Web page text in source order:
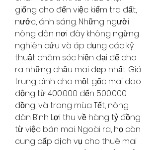
giống cho đến việc kiểm tra đất,
nước, ánh sáng. Những người
nông dân nơi đây không ngừng
nghiên cứu và áp dụng các kỹ
thuật chăm sóc hiện đại để cho
ra những chậu mai đẹp nhất. Giá
trung bình cho một gốc mai dao
động từ 400.000 đến 500.000
đồng, và trong mùa Tết, nông
dân Bình Lợi thu về hàng tỷ đồng
từ việc bán mai. Ngoài ra, họ còn
cung cấp dịch vụ cho thuê mai